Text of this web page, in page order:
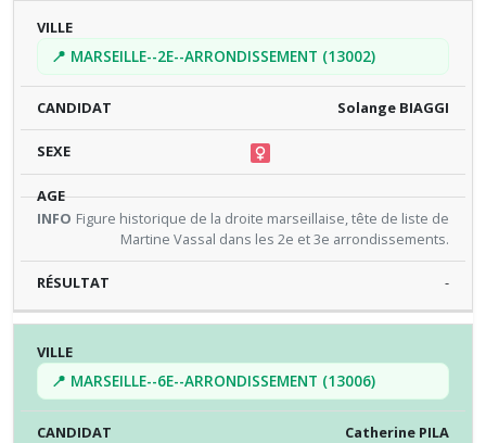
📍 MARSEILLE--2E--ARRONDISSEMENT (13002)
Solange BIAGGI
Figure historique de la droite marseillaise, tête de liste de
Martine Vassal dans les 2e et 3e arrondissements.
-
📍 MARSEILLE--6E--ARRONDISSEMENT (13006)
Catherine PILA